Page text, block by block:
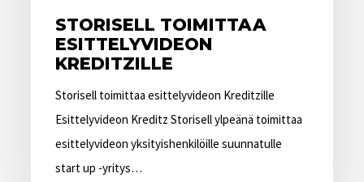
STORISELL TOIMITTAA
ESITTELYVIDEON
KREDITZILLE
Storisell toimittaa esittelyvideon Kreditzille
Esittelyvideon Kreditz Storisell ylpeänä toimittaa
esittelyvideon yksityishenkilöille suunnatulle
start up -yritys…